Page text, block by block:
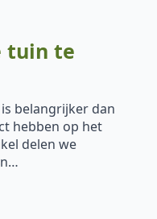
tuin te
belangrijker dan
hebben op het
delen we